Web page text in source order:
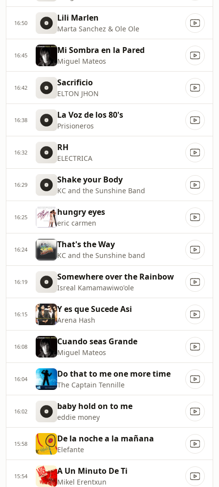
16:50 Lili Marlen
Marta Sanchez & Ole Ole
16:45 Mi Sombra en la Pared
Miguel Mateos
16:42 Sacrificio
ELTON JHON
16:38 La Voz de los 80's
Prisioneros
16:32 RH
ELECTRICA
16:29 Shake your Body
KC and the Sunshine Band
16:25 hungry eyes
eric carmen
16:24 That's the Way
KC and the Sunshine band
16:19 Somewhere over the Rainbow
Isreal Kamamawiwo'ole
16:15 Y es que Sucede Asi
Arena Hash
16:08 Cuando seas Grande
Miguel Mateos
16:04 Do that to me one more time
The Captain Tennille
16:02 baby hold on to me
eddie money
15:58 De la noche a la mañana
Elefante
15:54 A Un Minuto De Ti
Mikel Erentxun